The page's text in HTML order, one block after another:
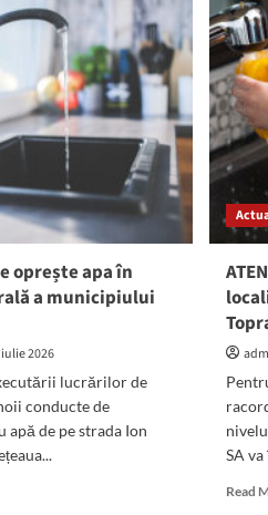
oprește apa în
a municipiului
2026
lucrărilor de
conducte de
apă de pe strada Ion
SA
Read